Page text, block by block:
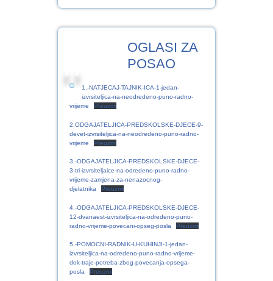
OGLASI ZA
POSAO
1.-NATJECAJ-TAJNIK-ICA-1-jedan-
izvrsiteljica-na-neodredeno-puno-radno-
vrijeme
Preuzmi
2.ODGAJATELJICA-PREDSKOLSKE-DJECE-9-
devet-izvrsiteljica-na-neodredeno-puno-radno-
vrijeme
Preuzmi
3.-ODGAJATELJICA-PREDSKOLSKE-DJECE-
3-tri-izvrsiteljaice-na-odredeno-puno-radno-
vrijeme-zamjena-za-nenazocnog-
djelatnika
Preuzmi
4.-ODGAJATELJICA-PREDSKOLSKE-DJECE-
12-dvanaest-izvrsiteljica-na-odredeno-puno-
radno-vrijeme-povecani-opseg-posla
Preuzmi
5.-POMOCNI-RADNIK-U-KUHINJI-1-jedan-
izvrsiteljica-na-odredeno-puno-radno-vrijeme-
dok-traje-potreba-zbog-povecanja-opsega-
posla
Preuzmi